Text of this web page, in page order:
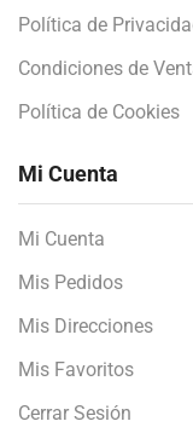
Política de
Condiciones de
Política de Cookies
Mi Cuenta
Mi Cuenta
Mis Pedidos
Mis Direcciones
Mis Favoritos
Cerrar Sesión